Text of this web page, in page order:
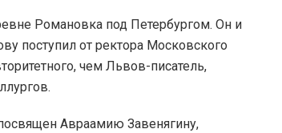
Романовка под Петербургом. Он и
поступил от ректора Московского
чем Львов-писатель,
Авраамию Завенягину,